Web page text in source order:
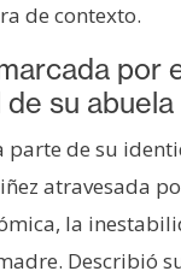
de contexto.
por
su abuela
parte de su
atravesada
la
Describió